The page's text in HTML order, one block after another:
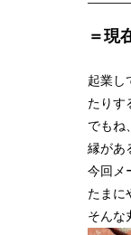
＝現
起業し
たりす
でもね
縁があ
今回メ
たまに
そんな